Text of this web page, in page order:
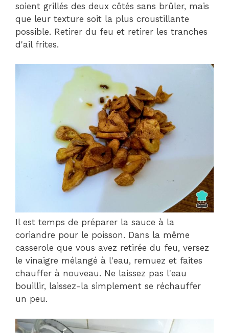
soient grillés des deux côtés sans brûler, mais
que leur texture soit la plus croustillante
possible. Retirer du feu et retirer les tranches
d'ail frites.
Il est temps de préparer la sauce à la
coriandre pour le poisson. Dans la même
casserole que vous avez retirée du feu, versez
le vinaigre mélangé à l'eau, remuez et faites
chauffer à nouveau. Ne laissez pas l'eau
bouillir, laissez-la simplement se réchauffer
un peu.